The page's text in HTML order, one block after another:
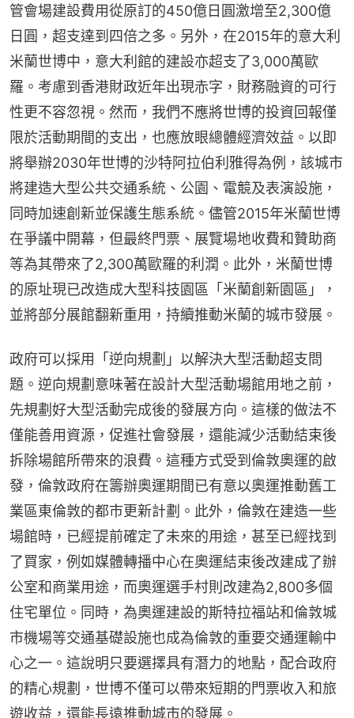
管會場建設費用從原訂的450億日圓激增至2,300億
日圓，超支達到四倍之多。另外，在2015年的意大利
米蘭世博中，意大利館的建設亦超支了3,000萬歐
羅。考慮到香港財政近年出現赤字，財務融資的可行
性更不容忽視。然而，我們不應將世博的投資回報僅
限於活動期間的支出，也應放眼總體經濟效益。以即
將舉辦2030年世博的沙特阿拉伯利雅得為例，該城市
將建造大型公共交通系統、公園、電競及表演設施，
同時加速創新並保護生態系統。儘管2015年米蘭世博
在爭議中開幕，但最終門票、展覽場地收費和贊助商
等為其帶來了2,300萬歐羅的利潤。此外，米蘭世博
的原址現已改造成大型科技園區「米蘭創新園區」，
並將部分展館翻新重用，持續推動米蘭的城市發展。
政府可以採用「逆向規劃」以解決大型活動超支問
題。逆向規劃意味著在設計大型活動場館用地之前，
先規劃好大型活動完成後的發展方向。這樣的做法不
僅能善用資源，促進社會發展，還能減少活動結束後
拆除場館所帶來的浪費。這種方式受到倫敦奧運的啟
發，倫敦政府在籌辦奧運期間已有意以奧運推動舊工
業區東倫敦的都市更新計劃。此外，倫敦在建造一些
場館時，已經提前確定了未來的用途，甚至已經找到
了買家，例如媒體轉播中心在奧運結束後改建成了辦
公室和商業用途，而奧運選手村則改建為2,800多個
住宅單位。同時，為奧運建設的斯特拉福站和倫敦城
市機場等交通基礎設施也成為倫敦的重要交通運輸中
心之一。這說明只要選擇具有潛力的地點，配合政府
的精心規劃，世博不僅可以帶來短期的門票收入和旅
遊收益，還能長遠推動城市的發展。